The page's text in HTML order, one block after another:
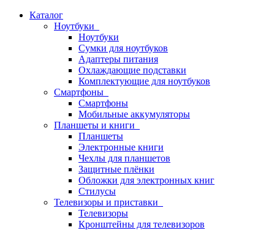
Каталог
Ноутбуки
Ноутбуки
Сумки для ноутбуков
Адаптеры питания
Охлаждающие подставки
Комплектующие для ноутбуков
Смартфоны
Смартфоны
Мобильные аккумуляторы
Планшеты и книги
Планшеты
Электронные книги
Чехлы для планшетов
Защитные плёнки
Обложки для электронных книг
Стилусы
Телевизоры и приставки
Телевизоры
Кронштейны для телевизоров